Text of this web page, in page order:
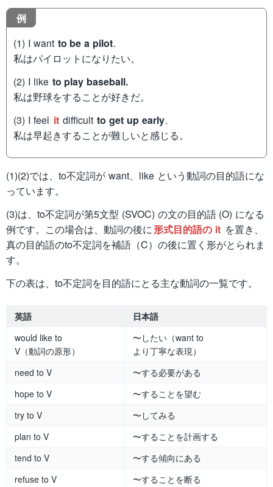
例
(1) I want to be a pilot.
私はパイロットになりたい。
(2) I like to play baseball.
私は野球をすることが好きだ。
(3) I feel it difficult to get up early.
私は早起きすることが難しいと感じる。
(1)(2)では、to不定詞が want、like という動詞の目的語にな
っています。
(3)は、to不定詞が第5文型 (SVOC) の文の目的語 (O) になる
例です。この場合は、動詞の後に形式目的語の it を置き、
真の目的語のto不定詞を補語（C）の後に置く形がとられま
す。
下の表は、to不定詞を目的語にとる主な動詞の一覧です。
英語
日本語
would like to
V（動詞の原形）
〜したい（want to
より丁寧な表現）
need to V
〜する必要がある
hope to V
〜することを望む
try to V
〜してみる
plan to V
〜することを計画する
tend to V
〜する傾向にある
refuse to V
〜することを断る